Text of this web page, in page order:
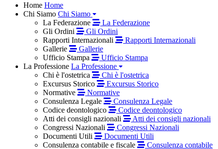
Home Home
Chi Siamo Chi Siamo
La Federazione
La Federazione
Gli Ordini
Gli Ordini
Rapporti Internazionali
Rapporti Internazionali
Gallerie
Gallerie
Ufficio Stampa
Ufficio Stampa
La Professione La Professione
Chi è l'ostetrica
Chi è l'ostetrica
Excursus Storico
Excursus Storico
Normative
Normative
Consulenza Legale
Consulenza Legale
Codice deontologico
Codice deontologico
Atti dei consigli nazionali
Atti dei consigli nazionali
Congressi Nazionali
Congressi Nazionali
Documenti Utili
Documenti Utili
Consulenza contabile e fiscale
Consulenza contabile